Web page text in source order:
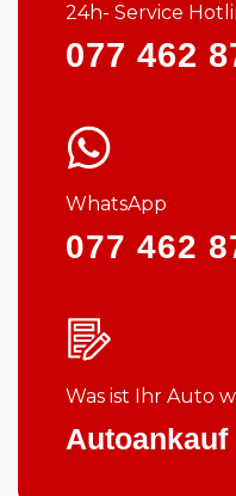
24h- Service
077 462
WhatsApp
077 462
Was ist Ihr Auto